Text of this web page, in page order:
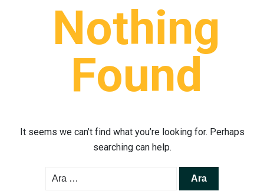
Nothing
Found
It seems we can’t find what you’re looking for. Perhaps
searching can help.
Arama: